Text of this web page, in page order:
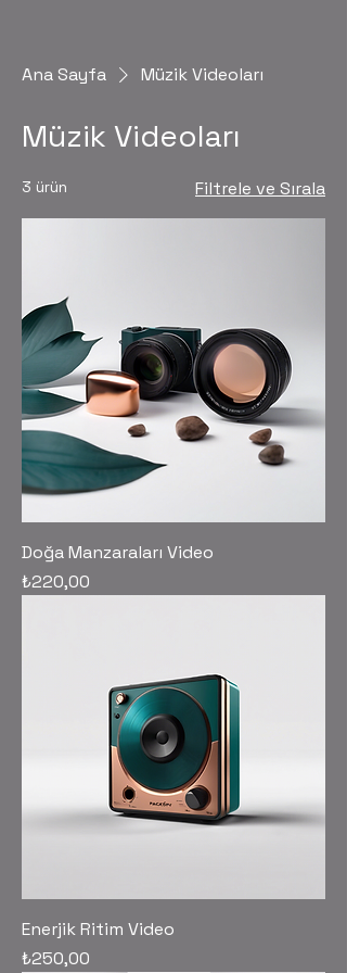
Ana Sayfa Müzik Videoları
Müzik Videoları
3 ürün Filtrele ve Sırala
Doğa Manzaraları Video
Fiyat
₺220,00
Enerjik Ritim Video
Fiyat
₺250,00